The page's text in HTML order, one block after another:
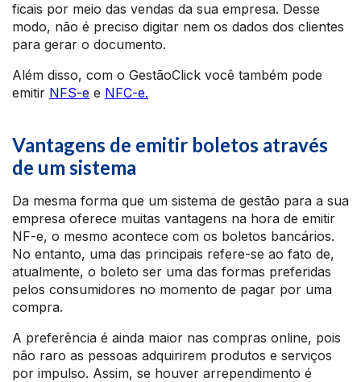
ficais por meio das vendas da sua empresa. Desse
modo, não é preciso digitar nem os dados dos clientes
para gerar o documento.
Além disso, com o GestãoClick você também pode
emitir NFS-e e NFC-e.
Vantagens de emitir boletos através
de um sistema
Da mesma forma que um sistema de gestão para a sua
empresa oferece muitas vantagens na hora de emitir
NF-e, o mesmo acontece com os boletos bancários.
No entanto, uma das principais refere-se ao fato de,
atualmente, o boleto ser uma das formas preferidas
pelos consumidores no momento de pagar por uma
compra.
A preferência é ainda maior nas compras online, pois
não raro as pessoas adquirirem produtos e serviços
por impulso. Assim, se houver arrependimento é